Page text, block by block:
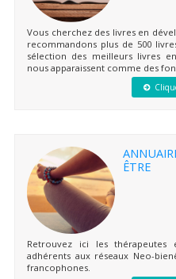
Vous cherchez des livres en
recommandons plus de 500
sélection des meilleurs livres
nous apparaissent comme des
ÊTRE
Retrouvez ici les thérapeutes
adhérents aux réseaux Neo-
francophones.